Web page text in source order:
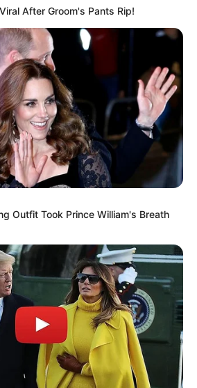
After Groom's Pants Rip!
Outfit Took Prince William's Breath